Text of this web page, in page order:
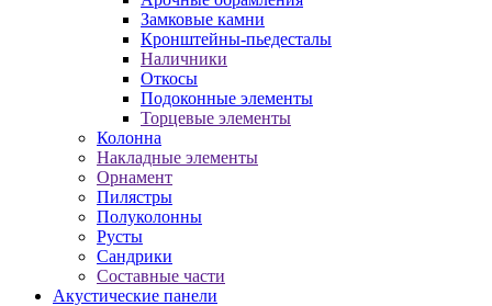
Замковые камни
Кронштейны-пьедесталы
Наличники
Откосы
Подоконные элементы
Торцевые элементы
Колонна
Накладные элементы
Орнамент
Пилястры
Полуколонны
Русты
Сандрики
Составные части
Акустические панели